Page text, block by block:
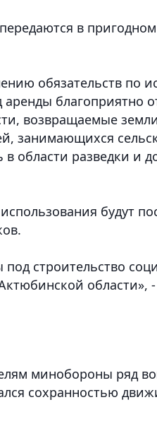
в
обязательств по
благоприятно
возвращаемые
занимающихся
области разведки и
будут
строительство
области»,
минобороны ряд
сохранностью